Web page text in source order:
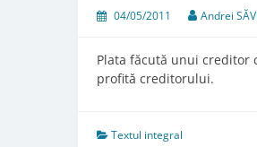
04/05/2011 Andrei
Plata făcută unui creditor
profită creditorului.
Textul integral